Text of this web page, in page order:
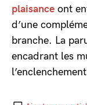
plaisance ont
d’une
branche. La
encadrant les